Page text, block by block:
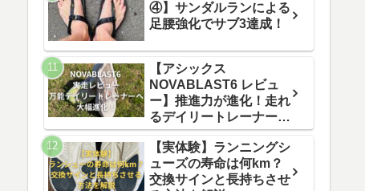
④】サンダルランによる
足腰強化でサブ3達成！
【アシックス
NOVABLAST6 レビュ
ー】推進力が進化！走れ
るデイリートレーナーへ
生まれ変わった一足
【実体験】ランニングシ
ューズの寿命は何km？
交換サインと長持ちさせ